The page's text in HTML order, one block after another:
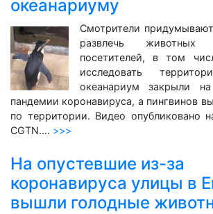
океанариуму
Смотрители
развлечь животных
посетителей, в том
исследовать
океанариум закрыли
пандемии коронавируса, а пингвинов
по территории. Видео опубликовано
CGTN.… >>>
На опустевшие из-за
коронавируса улицы в
вышли голодные